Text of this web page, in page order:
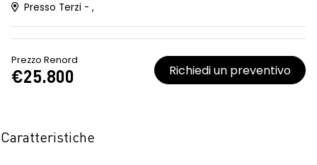
Presso Terzi - ,
Prezzo Renord
€25.800 Richiedi un preventivo
Caratteristiche